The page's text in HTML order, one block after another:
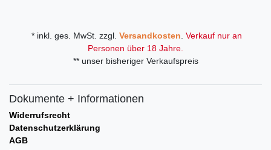
* inkl. ges. MwSt. zzgl. Versandkosten Verkauf nur an
Personen über 18 Jahre.
** unser bisheriger Verkaufspreis
Dokumente + Informationen
Widerrufsrecht
Datenschutzerklärung
AGB